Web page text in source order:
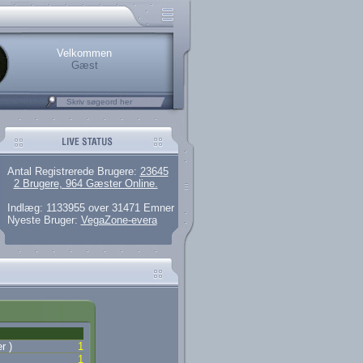
brugere
artikler og 135 guides
her.
Velkommen
Gæst
Antal Registrerede Brugere: 23645
2 Brugere, 964 Gæster Online.
Indlæg: 1133955 over 31471 Emner
Nyeste Bruger: VegaZone-evera
)
1
1